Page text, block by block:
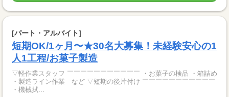
[パート・アルバイト]
短期OK/1ヶ月〜★30名大募集！未経験安心の1
人1工程/お菓子製造
▽軽作業スタッフ ￣￣￣￣￣￣￣￣￣￣￣ ・お菓子の検品 ・箱詰め
・製造ライン作業 など ▽短期の後片付け ￣￣￣￣￣￣￣￣￣￣￣
・機械拭...